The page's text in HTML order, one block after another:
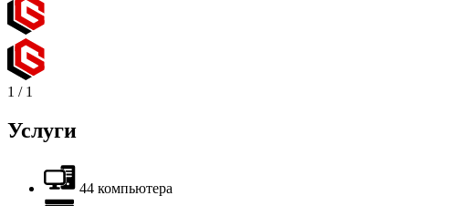
1 / 1
Услуги
44 компьютера